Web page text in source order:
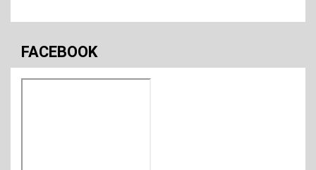
FACEBOOK